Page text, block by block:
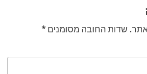
שדות החובה מסומנים *